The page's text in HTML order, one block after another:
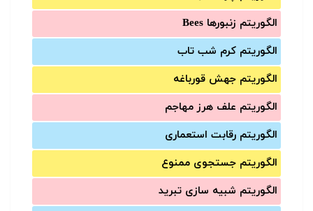
الگوریتم زنبورها Bees
الگوریتم کرم شب تاب
الگوریتم جهش قورباغه
الگوریتم علف هرز مهاجم
الگوریتم رقابت استعماری
الگوریتم جستجوی ممنوع
الگوریتم شبیه سازی تبرید